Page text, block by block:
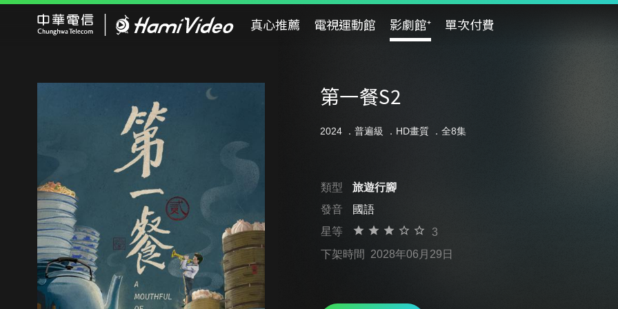
真心推薦 電視運動館 影劇館⁺ 單次付費
第一餐S2
2024 ． 普遍級 ．HD畫質 ．全8集
類型
旅遊行腳
發音
國語
星等
3
下架時間 2028年06月29日